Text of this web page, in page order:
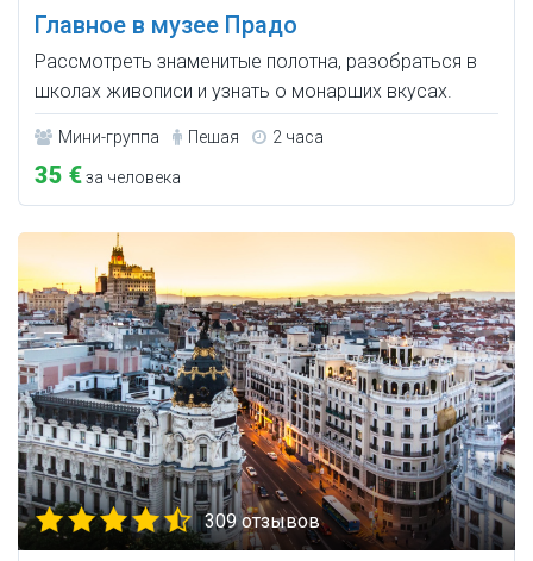
Главное в музее Прадо
Рассмотреть знаменитые полотна, разобраться в
школах живописи и узнать о монарших вкусах.
Мини-группа Пешая 2 часа
35 €за человека
309 отзывов